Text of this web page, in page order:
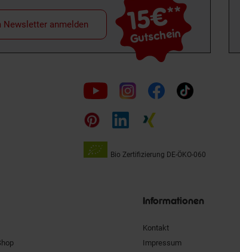
15€**
Gutschein
Newsletter anmelden
Folge
uns
auf
Bio Zertifizierung DE-ÖKO-060
Informationen
Kontakt
Impressum